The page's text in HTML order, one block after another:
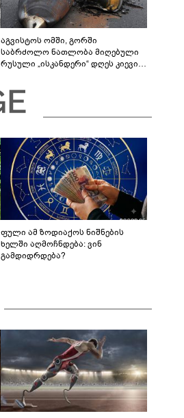
აგვისტოს ომში, გორში
საბრძოლო ნათლობა მიღებული
რუსული „ისკანდერი“ დღეს კიევის
ფული ამ ზოდიაქოს ნიშნების
ხელში აღმოჩნდება: ვინ
გამდიდრდება?